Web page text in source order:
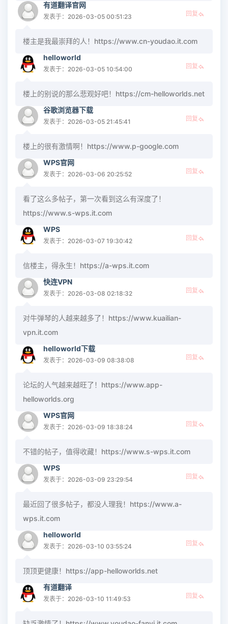
有道翻译官网
发表于：2026-03-05 00:51:23 回复
楼主是我最崇拜的人！https://www.cn-youdao.it.com
helloworld
发表于：2026-03-05 10:54:00 回复
楼上的别说的那么悲观好吧！https://cm-helloworlds.net
谷歌浏览器下载
发表于：2026-03-05 21:45:41 回复
楼上的很有激情啊！https://www.p-google.com
WPS官网
发表于：2026-03-06 20:25:52 回复
看了这么多帖子，第一次看到这么有深度了！
https://www.s-wps.it.com
WPS
发表于：2026-03-07 19:30:42 回复
信楼主，得永生！https://a-wps.it.com
快连VPN
发表于：2026-03-08 02:18:32 回复
对牛弹琴的人越来越多了！https://www.kuailian-
vpn.it.com
helloworld下载
发表于：2026-03-09 08:38:08 回复
论坛的人气越来越旺了！https://www.app-
helloworlds.org
WPS官网
发表于：2026-03-09 18:38:24 回复
不错的帖子，值得收藏！https://www.s-wps.it.com
WPS
发表于：2026-03-09 23:29:54 回复
最近回了很多帖子，都没人理我！https://www.a-
wps.it.com
helloworld
发表于：2026-03-10 03:55:24 回复
顶顶更健康！https://app-helloworlds.net
有道翻译
发表于：2026-03-10 11:49:53 回复